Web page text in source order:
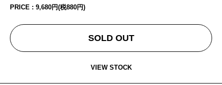
PRICE : 9,680円(税880円)
SOLD OUT
VIEW STOCK